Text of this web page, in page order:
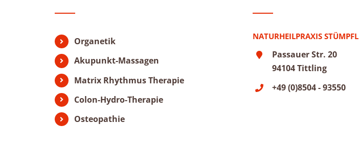
Organetik
Akupunkt-Massagen
Matrix Rhythmus Therapie
Colon-Hydro-Therapie
Osteopathie
NATURHEILPRAXIS STÜMPFL
Passauer Str. 20
94104 Tittling
+49 (0)8504 - 93550